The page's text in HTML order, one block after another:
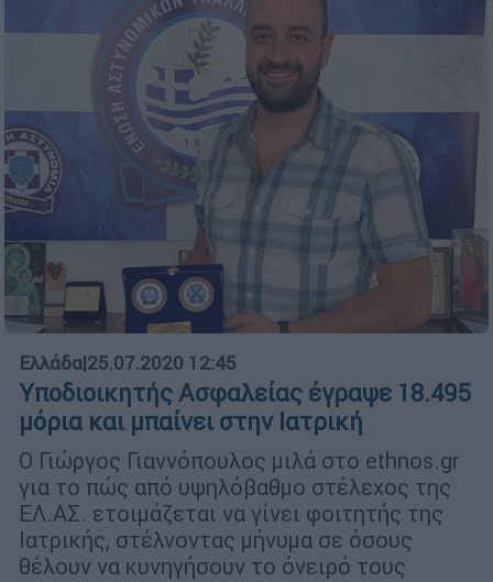
Ελλάδα|25.07.2020 12:45
Υποδιοικητής Ασφαλείας έγραψε 18.495
μόρια και μπαίνει στην Ιατρική
Ο Γιώργος Γιαννόπουλος μιλά στο ethnos.gr
για το πώς από υψηλόβαθμο στέλεχος της
ΕΛ.ΑΣ. ετοιμάζεται να γίνει φοιτητής της
Ιατρικής, στέλνοντας μήνυμα σε όσους
θέλουν να κυνηγήσουν το όνειρό τους